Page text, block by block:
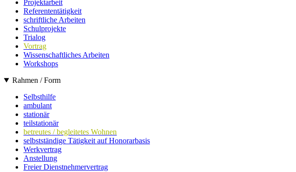
Projektarbeit
Referententätigkeit
schriftliche Arbeiten
Schulprojekte
Trialog
Vortrag
Wissenschaftliches Arbeiten
Workshops
Rahmen / Form
Selbsthilfe
ambulant
stationär
teilstationär
betreutes / begleitetes Wohnen
selbstständige Tätigkeit auf Honorarbasis
Werkvertrag
Anstellung
Freier Dienstnehmervertrag